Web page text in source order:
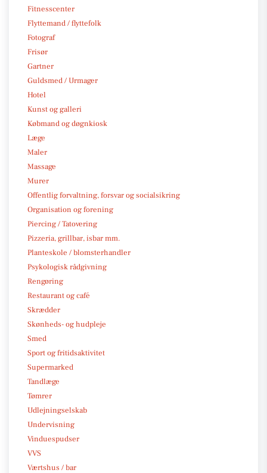
Fitnesscenter
Flyttemand / flyttefolk
Fotograf
Frisør
Gartner
Guldsmed / Urmager
Hotel
Kunst og galleri
Købmand og døgnkiosk
Læge
Maler
Massage
Murer
Offentlig forvaltning, forsvar og socialsikring
Organisation og forening
Piercing / Tatovering
Pizzeria, grillbar, isbar mm.
Planteskole / blomsterhandler
Psykologisk rådgivning
Rengøring
Restaurant og café
Skrædder
Skønheds- og hudpleje
Smed
Sport og fritidsaktivitet
Supermarked
Tandlæge
Tømrer
Udlejningselskab
Undervisning
Vinduespudser
VVS
Værtshus / bar